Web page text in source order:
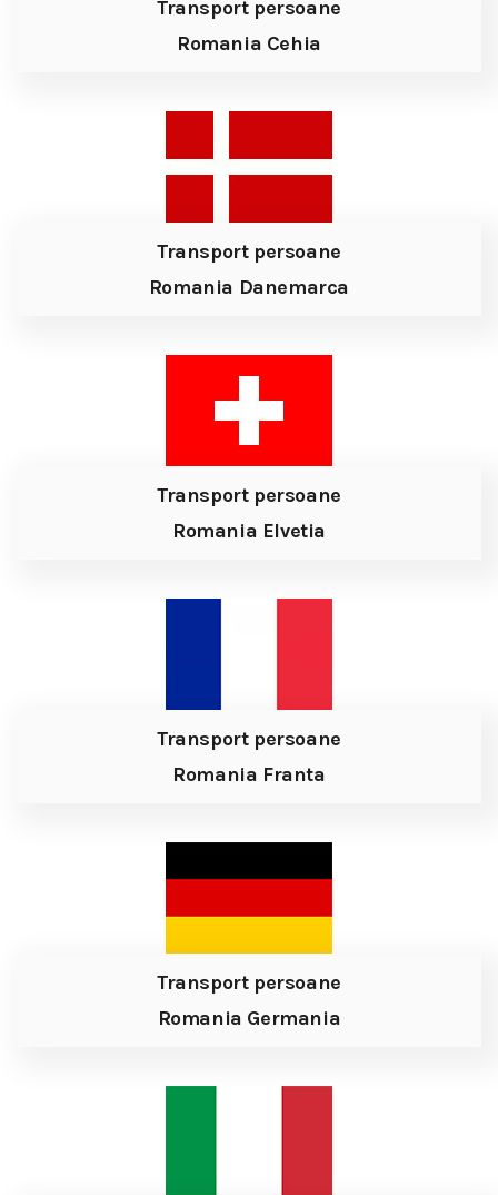
Transport persoane
Romania Cehia
Transport persoane
Romania Danemarca
Transport persoane
Romania Elvetia
Transport persoane
Romania Franta
Transport persoane
Romania Germania